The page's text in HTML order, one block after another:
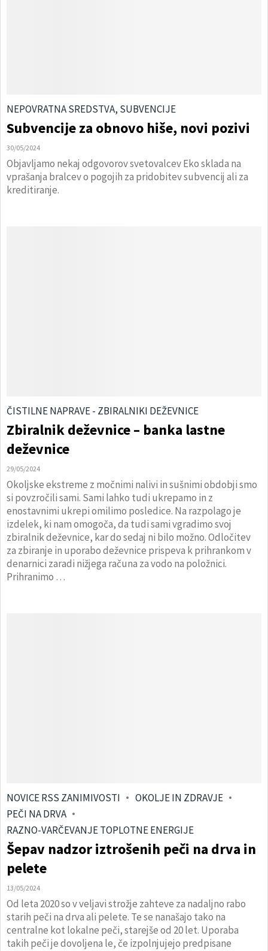
NEPOVRATNA SREDSTVA, SUBVENCIJE
Subvencije za obnovo hiše, novi pozivi
30/05/2024
Objavljamo nekaj odgovorov svetovalcev Eko sklada na
vprašanja bralcev o pogojih za pridobitev subvencij ali za
kreditiranje.
ČISTILNE NAPRAVE - ZBIRALNIKI DEŽEVNICE
Zbiralnik deževnice – banka lastne
deževnice
29/05/2024
Okoljske ekstreme z močnimi nalivi in sušnimi obdobji smo
si povzročili sami. Sami lahko tudi ukrepamo in z
enostavnimi ukrepi omilimo posledice. Na razpolago je
izdelek, ki nam omogoča, da tudi sami vgradimo svoj
zbiralnik deževnice, kar do sedaj ni bilo možno. Odločitev
za zbiranje in uporabo deževnice prispeva k prihrankom v
denarnici zaradi nižjega računa za vodo na položnici.
Prihranimo …
NOVICE RSS ZANIMIVOSTI
OKOLJE IN ZDRAVJE
PEČI NA DRVA
RAZNO-VARČEVANJE TOPLOTNE ENERGIJE
Šepav nadzor iztrošenih peči na drva in
pelete
13/05/2024
Od leta 2020 so v veljavi strožje zahteve za nadaljno rabo
starih peči na drva ali pelete. Te se nanašajo tako na
centralne kot lokalne peči, starejše od 20 let. Uporaba
takih peči je dovoljena le, če izpolnjujejo predpisane